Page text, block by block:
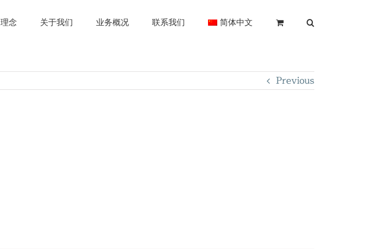
理念 关于我们 业务概况 联系我们 简体中文
Previous